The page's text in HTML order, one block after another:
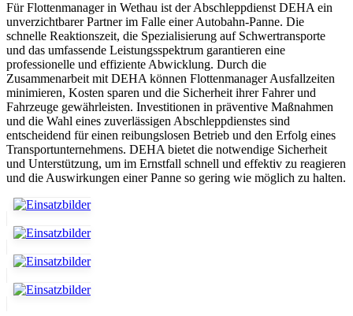
Für Flottenmanager in Wethau ist der Abschleppdienst DEHA ein
unverzichtbarer Partner im Falle einer Autobahn-Panne. Die
schnelle Reaktionszeit, die Spezialisierung auf Schwertransporte
und das umfassende Leistungsspektrum garantieren eine
professionelle und effiziente Abwicklung. Durch die
Zusammenarbeit mit DEHA können Flottenmanager Ausfallzeiten
minimieren, Kosten sparen und die Sicherheit ihrer Fahrer und
Fahrzeuge gewährleisten. Investitionen in präventive Maßnahmen
und die Wahl eines zuverlässigen Abschleppdienstes sind
entscheidend für einen reibungslosen Betrieb und den Erfolg eines
Transportunternehmens. DEHA bietet die notwendige Sicherheit
und Unterstützung, um im Ernstfall schnell und effektiv zu reagieren
und die Auswirkungen einer Panne so gering wie möglich zu halten.